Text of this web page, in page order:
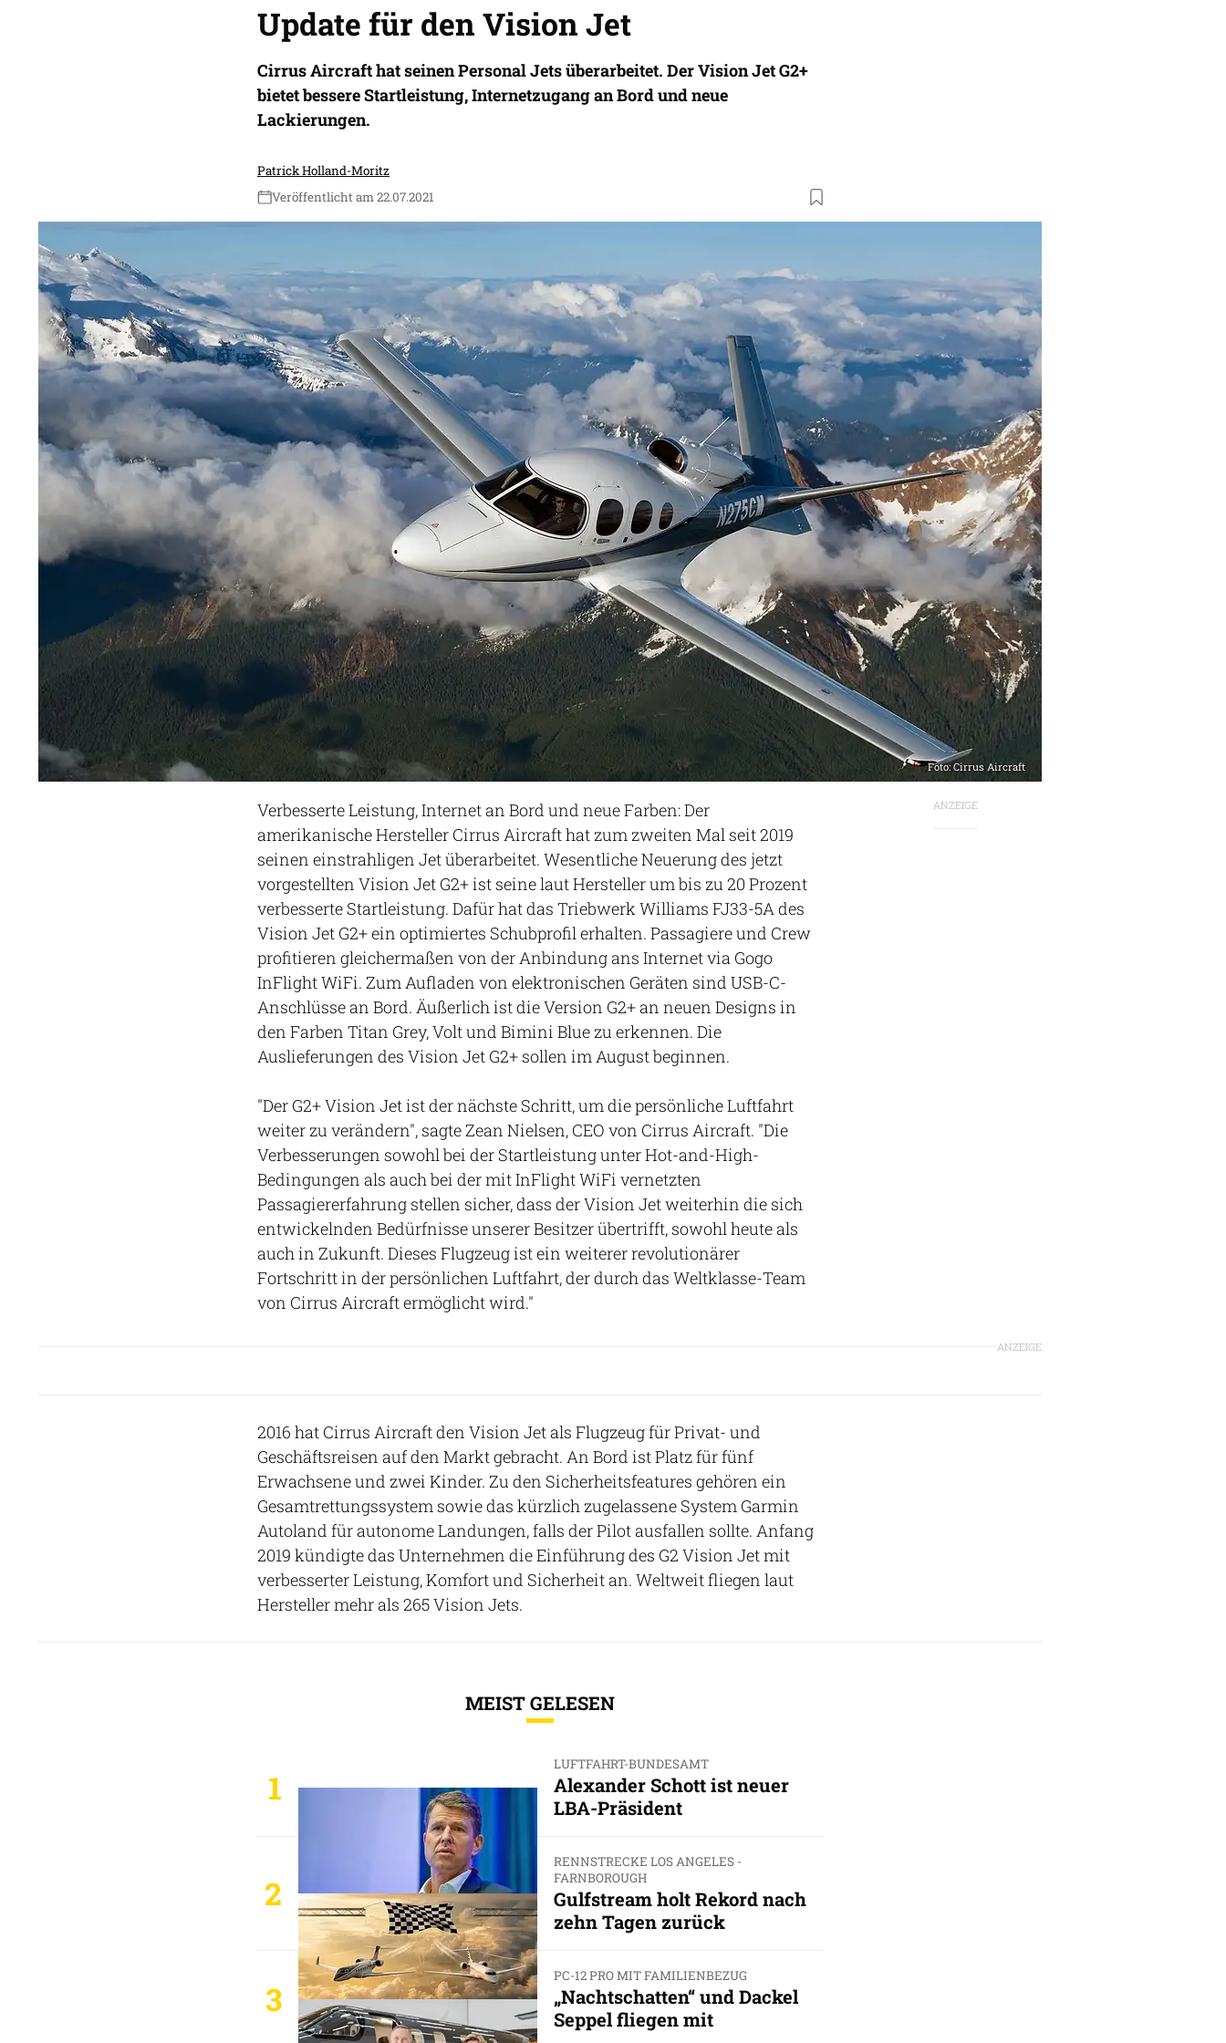
Update für den Vision Jet
Cirrus Aircraft hat seinen Personal Jets überarbeitet. Der Vision Jet G2+
bietet bessere Startleistung, Internetzugang an Bord und neue
Lackierungen.
Patrick Holland-Moritz
Veröffentlicht am 22.07.2021
Foto: Cirrus Aircraft
ANZEIGE
Verbesserte Leistung, Internet an Bord und neue Farben: Der
amerikanische Hersteller Cirrus Aircraft hat zum zweiten Mal seit 2019
seinen einstrahligen Jet überarbeitet. Wesentliche Neuerung des jetzt
vorgestellten Vision Jet G2+ ist seine laut Hersteller um bis zu 20 Prozent
verbesserte Startleistung. Dafür hat das Triebwerk Williams FJ33-5A des
Vision Jet G2+ ein optimiertes Schubprofil erhalten. Passagiere und Crew
profitieren gleichermaßen von der Anbindung ans Internet via Gogo
InFlight WiFi. Zum Aufladen von elektronischen Geräten sind USB-C-
Anschlüsse an Bord. Äußerlich ist die Version G2+ an neuen Designs in
den Farben Titan Grey, Volt und Bimini Blue zu erkennen. Die
Auslieferungen des Vision Jet G2+ sollen im August beginnen.
"Der G2+ Vision Jet ist der nächste Schritt, um die persönliche Luftfahrt
weiter zu verändern", sagte Zean Nielsen, CEO von Cirrus Aircraft. "Die
Verbesserungen sowohl bei der Startleistung unter Hot-and-High-
Bedingungen als auch bei der mit InFlight WiFi vernetzten
Passagiererfahrung stellen sicher, dass der Vision Jet weiterhin die sich
entwickelnden Bedürfnisse unserer Besitzer übertrifft, sowohl heute als
auch in Zukunft. Dieses Flugzeug ist ein weiterer revolutionärer
Fortschritt in der persönlichen Luftfahrt, der durch das Weltklasse-Team
von Cirrus Aircraft ermöglicht wird."
ANZEIGE
2016 hat Cirrus Aircraft den Vision Jet als Flugzeug für Privat- und
Geschäftsreisen auf den Markt gebracht. An Bord ist Platz für fünf
Erwachsene und zwei Kinder. Zu den Sicherheitsfeatures gehören ein
Gesamtrettungssystem sowie das kürzlich zugelassene System Garmin
Autoland für autonome Landungen, falls der Pilot ausfallen sollte. Anfang
2019 kündigte das Unternehmen die Einführung des G2 Vision Jet mit
verbesserter Leistung, Komfort und Sicherheit an. Weltweit fliegen laut
Hersteller mehr als 265 Vision Jets.
MEIST GELESEN
1
LUFTFAHRT-BUNDESAMT
Alexander Schott ist neuer
LBA-Präsident
2
RENNSTRECKE LOS ANGELES -
FARNBOROUGH
Gulfstream holt Rekord nach
zehn Tagen zurück
3
PC-12 PRO MIT FAMILIENBEZUG
„Nachtschatten“ und Dackel
Seppel fliegen mit